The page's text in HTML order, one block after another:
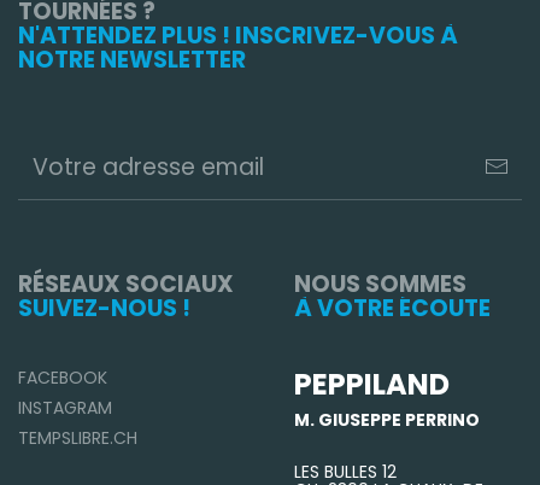
TOURNÉES ?
N'ATTENDEZ PLUS ! INSCRIVEZ-VOUS À
NOTRE NEWSLETTER
RÉSEAUX SOCIAUX
SUIVEZ-NOUS !
FACEBOOK
INSTAGRAM
TEMPSLIBRE.CH
NOUS SOMMES
À VOTRE ÉCOUTE
PEPPILAND
M. GIUSEPPE PERRINO
LES BULLES 12